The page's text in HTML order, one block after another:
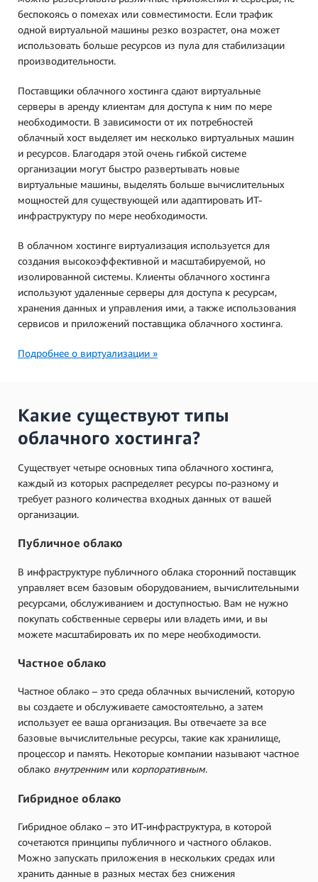
беспокоясь о помехах или совместимости. Если трафик
одной виртуальной машины резко возрастет, она может
использовать больше ресурсов из пула для стабилизации
производительности.
Поставщики облачного хостинга сдают виртуальные
серверы в аренду клиентам для доступа к ним по мере
необходимости. В зависимости от их потребностей
облачный хост выделяет им несколько виртуальных машин
и ресурсов. Благодаря этой очень гибкой системе
организации могут быстро развертывать новые
виртуальные машины, выделять больше вычислительных
мощностей для существующей или адаптировать ИТ-
инфраструктуру по мере необходимости.
В облачном хостинге виртуализация используется для
создания высокоэффективной и масштабируемой, но
изолированной системы. Клиенты облачного хостинга
используют удаленные серверы для доступа к ресурсам,
хранения данных и управления ими, а также использования
сервисов и приложений поставщика облачного хостинга.
Подробнее о виртуализации »
Какие существуют типы
облачного хостинга?
Существует четыре основных типа облачного хостинга,
каждый из которых распределяет ресурсы по-разному и
требует разного количества входных данных от вашей
организации.
Публичное облако
В инфраструктуре публичного облака сторонний поставщик
управляет всем базовым оборудованием, вычислительными
ресурсами, обслуживанием и доступностью. Вам не нужно
покупать собственные серверы или владеть ими, и вы
можете масштабировать их по мере необходимости.
Частное облако
Частное облако – это среда облачных вычислений, которую
вы создаете и обслуживаете самостоятельно, а затем
использует ее ваша организация. Вы отвечаете за все
базовые вычислительные ресурсы, такие как хранилище,
процессор и память. Некоторые компании называют частное
облако внутреннимили корпоративным.
Гибридное облако
Гибридное облако – это ИТ-инфраструктура, в которой
сочетаются принципы публичного и частного облаков.
Можно запускать приложения в нескольких средах или
хранить данные в разных местах без снижения